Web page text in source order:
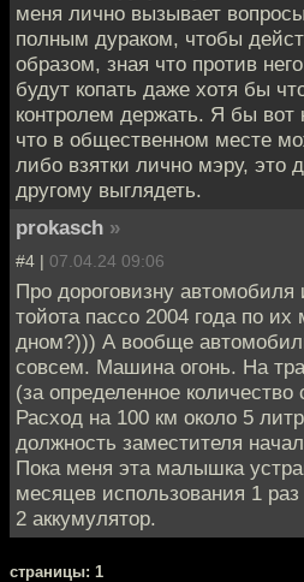
меня лично вызывает
полным дураком, чтобы
образом, зная что против
будут копать даже хотя бы
контролем держать. Я бы вот
что в общественном месте
либо взятки лично мэру, это
другому выглядеть.
prokasch »
#4 | 07.04.24 09:06
Про дороговизну автомобиля
тойота пассо 2004 года по
дном?))) А вообще
совсем. Машина огонь. На
(за определенное количество
Расход на 100 км около 5
должность заместителя
Пока меня эта малышка
месяцев использования 1
2 аккумулятор.
cтраницы: 1